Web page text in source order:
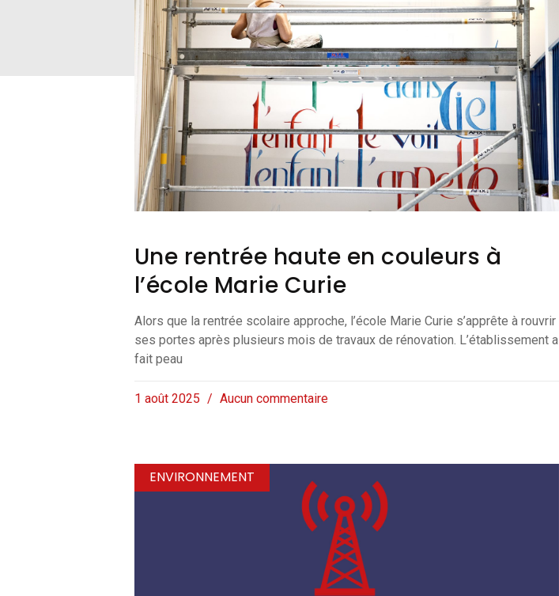
Une rentrée haute en couleurs à
l’école Marie Curie
Alors que la rentrée scolaire approche, l’école Marie Curie s’apprête à rouvrir
ses portes après plusieurs mois de travaux de rénovation. L’établissement a
fait peau
1 août 2025 Aucun commentaire
ENVIRONNEMENT